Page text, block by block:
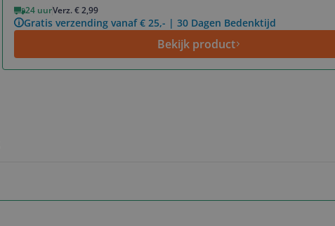
24 uurVerz. € 2,99
Gratis verzending vanaf € 25,- | 30 Dagen Bedenktijd
Bekijk product